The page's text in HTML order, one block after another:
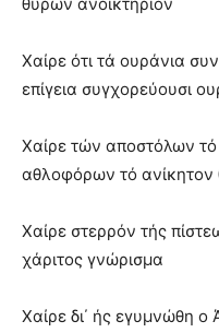
Χαίρε ότι τά ουράνια
επίγεια συγχορεύουσι
Χαίρε τών αποστόλων
αθλοφόρων τό ανίκητον
Χαίρε στερρόν τής
χάριτος γνώρισμα
Χαίρε δι΄ ής εγυμνώθη ο